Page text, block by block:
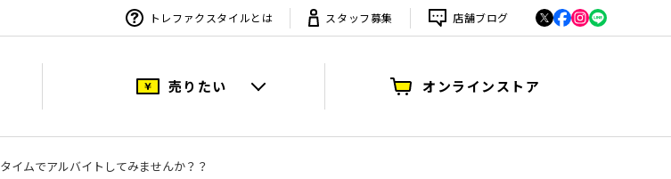
トレファクスタイルとは スタッフ募集 店舗ブログ
売りたい オンラインストア
ムでアルバイトしてみませんか？？